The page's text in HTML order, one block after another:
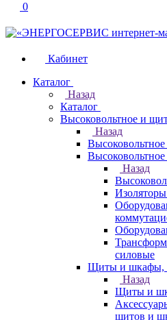
0
Кабинет
Каталог
Назад
Каталог
Высоковольтное и
Назад
Назад
силовые
Щиты и шкафы,
Назад
Щиты и
щитов и